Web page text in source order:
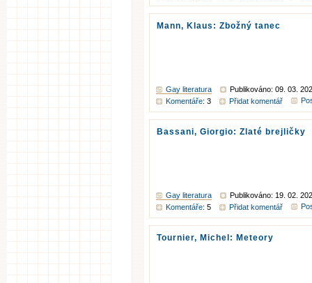
Mann, Klaus: Zbožný tanec
Gay literatura
Publikováno: 09. 03.
Komentáře: 3 Přidat komentář
Bassani, Giorgio: Zlaté brejličky
Gay literatura
Publikováno: 19. 02.
Komentáře: 5 Přidat komentář
Tournier, Michel: Meteory